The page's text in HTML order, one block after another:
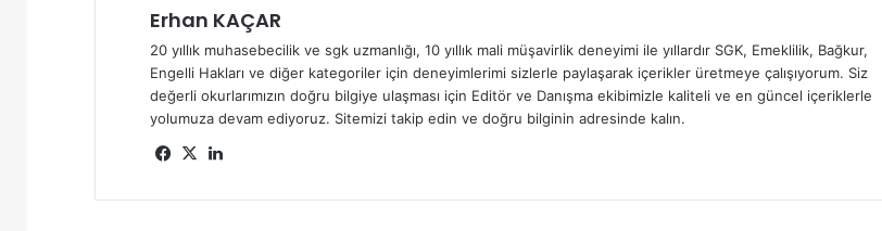
Erhan KAÇAR
20 yıllık muhasebecilik ve sgk uzmanlığı, 10 yıllık mali müşavirlik deneyimi ile yıllardır SGK, Emeklilik, Bağkur,
Engelli Hakları ve diğer kategoriler için deneyimlerimi sizlerle paylaşarak içerikler üretmeye çalışıyorum. Siz
değerli okurlarımızın doğru bilgiye ulaşması için Editör ve Danışma ekibimizle kaliteli ve en güncel içeriklerle
yolumuza devam ediyoruz. Sitemizi takip edin ve doğru bilginin adresinde kalın.
Fa
bo
X
dIn